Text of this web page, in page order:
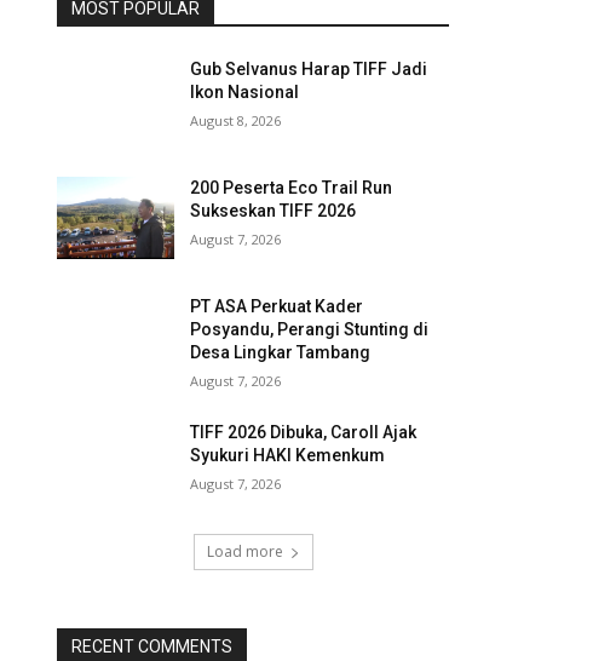
MOST POPULAR
Gub Selvanus Harap TIFF Jadi
Ikon Nasional
August 8, 2026
200 Peserta Eco Trail Run
Sukseskan TIFF 2026
August 7, 2026
PT ASA Perkuat Kader
Posyandu, Perangi Stunting di
Desa Lingkar Tambang
August 7, 2026
TIFF 2026 Dibuka, Caroll Ajak
Syukuri HAKI Kemenkum
August 7, 2026
Load more
RECENT COMMENTS